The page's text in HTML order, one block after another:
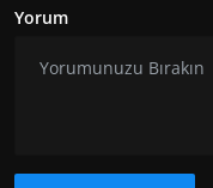
Yorum